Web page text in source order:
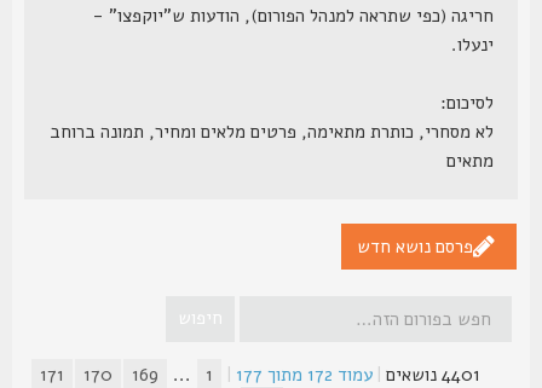
חריגה (כפי שתראה למנהל הפורום), הודעות ש"יוקפצו" -
ינעלו.
לסיכום:
לא מסחרי, כותרת מתאימה, פרטים מלאים ומחיר, תמונה ברוחב
מתאים
פרסם נושא חדש
|עמוד172מתוך177
|
1
...
169
170
171